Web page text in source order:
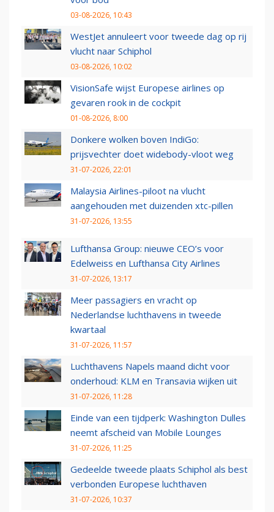
03-08-2026, 10:43
WestJet annuleert voor tweede dag op rij
vlucht naar Schiphol
03-08-2026, 10:02
VisionSafe wijst Europese airlines op
gevaren rook in de cockpit
01-08-2026, 8:00
Donkere wolken boven IndiGo:
prijsvechter doet widebody-vloot weg
31-07-2026, 22:01
Malaysia Airlines-piloot na vlucht
aangehouden met duizenden xtc-pillen
31-07-2026, 13:55
Lufthansa Group: nieuwe CEO’s voor
Edelweiss en Lufthansa City Airlines
31-07-2026, 13:17
Meer passagiers en vracht op
Nederlandse luchthavens in tweede
kwartaal
31-07-2026, 11:57
Luchthavens Napels maand dicht voor
onderhoud: KLM en Transavia wijken uit
31-07-2026, 11:28
Einde van een tijdperk: Washington Dulles
neemt afscheid van Mobile Lounges
31-07-2026, 11:25
Gedeelde tweede plaats Schiphol als best
verbonden Europese luchthaven
31-07-2026, 10:37